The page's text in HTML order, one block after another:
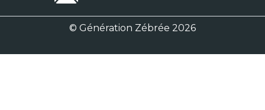
© Génération Zébrée 2026